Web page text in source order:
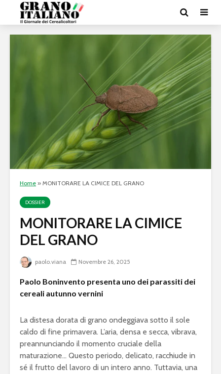
Home » MONITORARE LA CIMICE DEL GRANO
DOSSIER
MONITORARE LA CIMICE
DEL GRANO
paolo.viana Novembre 26, 2025
Paolo Boninvento presenta uno dei parassiti dei
cereali autunno vernini
La distesa dorata di grano ondeggiava sotto il sole
caldo di fine primavera. L’aria, densa e secca, vibrava,
preannunciando il momento cruciale della
maturazione… Questo periodo, delicato, racchiude in
sé il frutto del lavoro di un intero anno. Tuttavia, una